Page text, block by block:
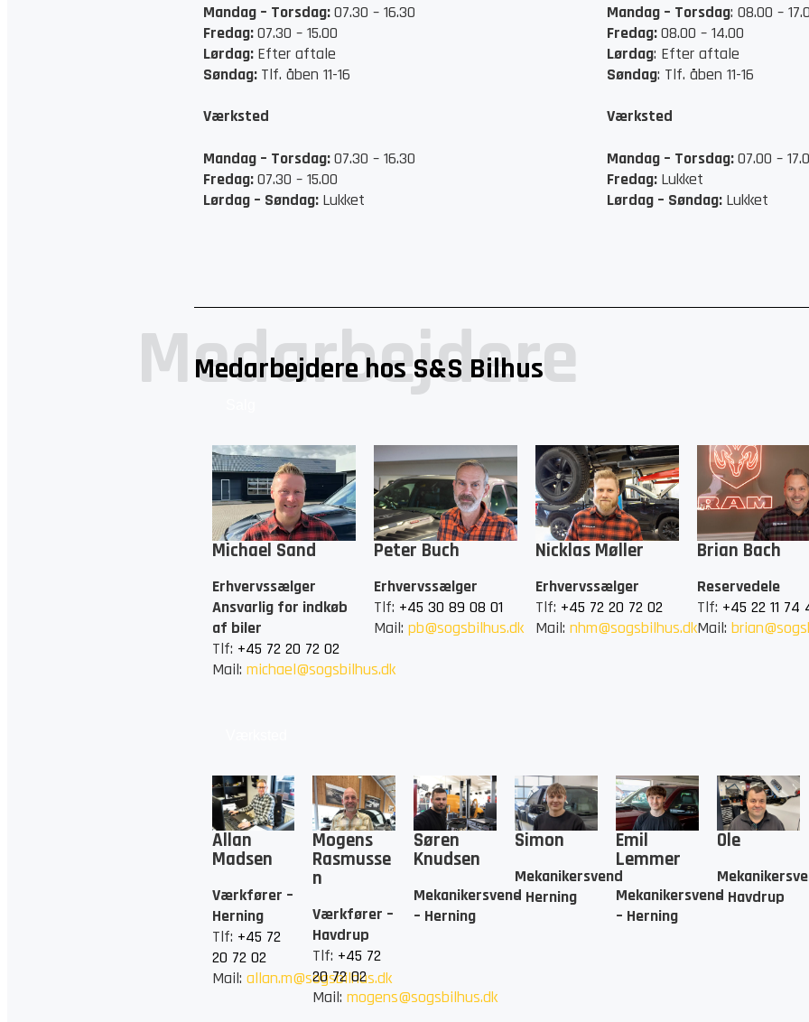
Mandag – Torsdag:07.30 – 16.30
Fredag:07.30 – 15.00
Lørdag: Efter aftale
Søndag: Tlf. åben 11-16
Værksted
Mandag – Torsdag:07.30 – 16.30
Fredag:07.30 – 15.00
Lørdag – Søndag: Lukket
Mandag – Torsdag: 08.00 –
Fredag:08.00 – 14.00
Lørdag: Efter aftale
Søndag: Tlf. åben 11-16
Værksted
Mandag – Torsdag:07.00 –
Fredag: Lukket
Lørdag – Søndag: Lukket
Medarbejdere
Medarbejdere hos S&S Bilhus
Michael Sand
Erhvervssælger
Ansvarlig for indkøb
af biler
Tlf: +45 72 20 72 02
Mail: michael@sogsbilhus.dk
Peter Buch​
Erhvervssælger
Tlf: +45 30 89 08 01
Mail: pb@sogsbilhus.dk
Nicklas Møller
Erhvervssælger
Tlf: +45 72 20 72 02
Mail: nhm@sogsbilhus.dk
Brian Bach
Reservedele
Tlf: +45 22 11 74
Mail:
Allan
Madsen
Værkfører –
Herning
Tlf: +45 72
20 72 02
Mail: allan.m@sogsbilhus.dk
Mogens
Rasmusse
n
Værkfører –
Havdrup
Tlf: +45 72
20 72 02
Mail:mogens@sogsbilhus.dk
Søren
Knudsen
Mekanikersvend
– Herning
Simon
Mekanikersvend
– Herning
Emil
Lemmer
Mekanikersvend
– Herning
Ole
– Havdrup